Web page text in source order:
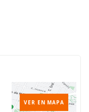
VER EN MAPA